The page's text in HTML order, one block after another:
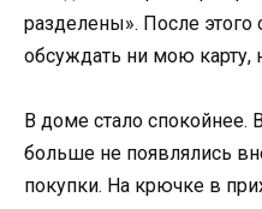
разделены». После
обсуждать ни мою карту,
В доме стало
больше не появлялись
покупки. На крючке в